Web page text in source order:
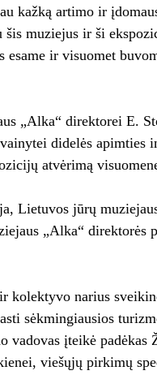
kažką artimo ir
muziejus ir ši
ir visuomet
„Alka“ direktorei E.
didelės apimties
atvėrimą
Lietuvos jūrų
„Alka“ direktorės
kolektyvo narius
sėkmingiausios
įteikė padėkas
viešųjų pirkimų